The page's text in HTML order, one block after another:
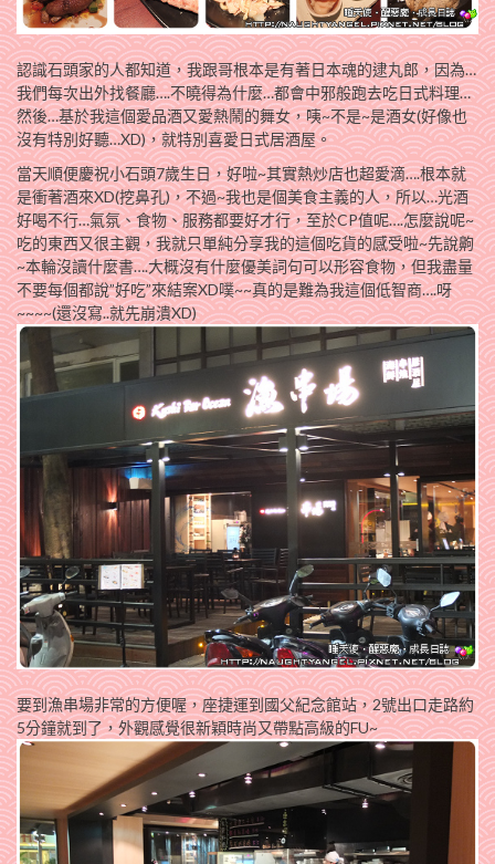
認識石頭家的人都知道，我跟哥根本是有著日本魂的逮丸郎，因為…
我們每次出外找餐廳….不曉得為什麼…都會中邪般跑去吃日式料理…
然後…基於我這個愛品酒又愛熱鬧的舞女，咦~不是~是酒女(好像也
沒有特別好聽…XD)，就特別喜愛日式居酒屋。
當天順便慶祝小石頭7歲生日，好啦~其實熱炒店也超愛滴….根本就
是衝著酒來XD(挖鼻孔)，不過~我也是個美食主義的人，所以…光酒
好喝不行…氣氛、食物、服務都要好才行，至於CP值呢….怎麼說呢~
吃的東西又很主觀，我就只單純分享我的這個吃貨的感受啦~先說齁
~本輪沒讀什麼書….大概沒有什麼優美詞句可以形容食物，但我盡量
不要每個都說”好吃”來結案XD噗~~真的是難為我這個低智商….呀
~~~~(還沒寫..就先崩潰XD)
要到漁串場非常的方便喔，座捷運到國父紀念館站，2號出口走路約
5分鐘就到了，外觀感覺很新穎時尚又帶點高級的FU~